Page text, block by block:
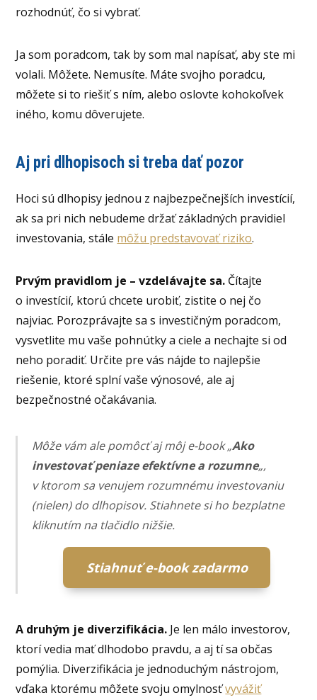
rozhodnúť, čo si vybrať.
Ja som poradcom, tak by som mal napísať, aby ste mi
volali. Môžete. Nemusíte. Máte svojho poradcu,
môžete si to riešiť s ním, alebo oslovte kohokoľvek
iného, komu dôverujete.
Aj pri dlhopisoch si treba dať pozor
Hoci sú dlhopisy jednou z najbezpečnejších investícií,
ak sa pri nich nebudeme držať základných pravidiel
investovania, stále môžu predstavovať riziko.
Prvým pravidlom je – vzdelávajte sa. Čítajte
o investícií, ktorú chcete urobiť, zistite o nej čo
najviac. Porozprávajte sa s investičným poradcom,
vysvetlite mu vaše pohnútky a ciele a nechajte si od
neho poradiť. Určite pre vás nájde to najlepšie
riešenie, ktoré splní vaše výnosové, ale aj
bezpečnostné očakávania.
Môže vám ale pomôcť aj môj e-book „Ako
investovať peniaze efektívne a rozumne„,
v ktorom sa venujem rozumnému investovaniu
(nielen) do dlhopisov. Stiahnete si ho bezplatne
kliknutím na tlačidlo nižšie.
Stiahnuť e-book zadarmo
A druhým je diverzifikácia. Je len málo investorov,
ktorí vedia mať dlhodobo pravdu, a aj tí sa občas
pomýlia. Diverzifikácia je jednoduchým nástrojom,
vďaka ktorému môžete svoju omylnosťvyvážiť